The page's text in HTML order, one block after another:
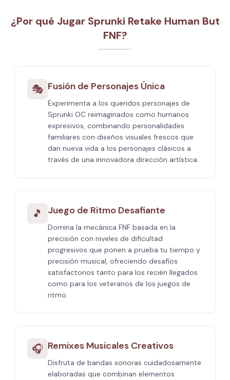
¿Por qué Jugar Sprunki Retake Human But
FNF?
🎭 Fusión de Personajes Única
Experimenta a los queridos personajes de
Sprunki OC reimaginados como humanos
expresivos, combinando personalidades
familiares con diseños visuales frescos que
dan nueva vida a los personajes clásicos a
través de una innovadora dirección artística.
🎵 Juego de Ritmo Desafiante
Domina la mecánica FNF basada en la
precisión con niveles de dificultad
progresivos que ponen a prueba tu tiempo y
precisión musical, ofreciendo desafíos
satisfactorios tanto para los recién llegados
como para los veteranos de los juegos de
ritmo.
🎧 Remixes Musicales Creativos
Disfruta de bandas sonoras cuidadosamente
elaboradas que combinan elementos